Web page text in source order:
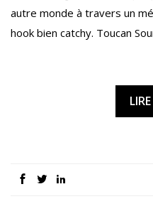
autre monde à travers un
hook bien catchy. Toucan